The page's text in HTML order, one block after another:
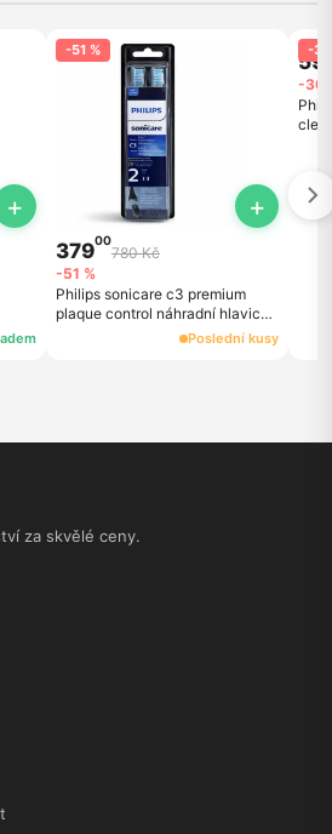
+
-51 %
+
37900
780 Kč
-51 %
Philips sonicare c3 premium
plaque control náhradní hlavice
hx9042/65, 2 ks, černáPoslední kusy
-30
-30
za skvělé ceny.